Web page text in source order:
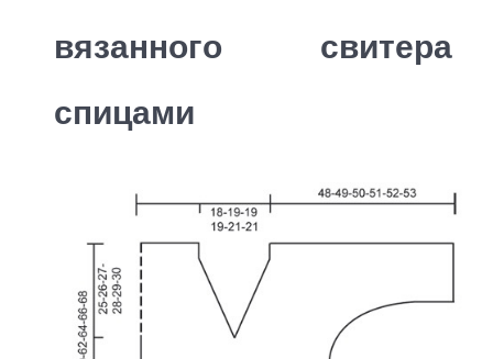
вязанного свитера
спицами